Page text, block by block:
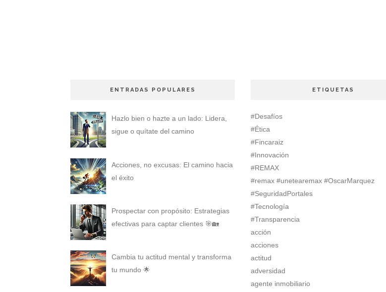
ENTRADAS POPULARES
Hazlo bien o hazte a un lado: Lidera,
sigue o quítate del camino
Acciones, no excusas: El camino hacia
el éxito
Prospectar con propósito: Estrategias
efectivas para captar clientes 🎯🏡
Cambia tu actitud mental y transforma
tu mundo 🌟
ETIQUETAS
#Desafíos
#Ética
#Fincaraiz
#Innovación
#REMAX
#remax #unetearemax #OscarMarquez
#SeguridadPortales
#Tecnología
#Transparencia
acción
acciones
actitud
adversidad
agente inmobiliario